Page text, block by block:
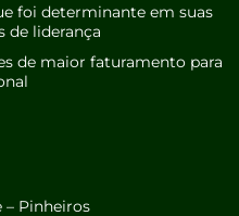
foi determinante em suas
de liderança
de maior faturamento para
– Pinheiros